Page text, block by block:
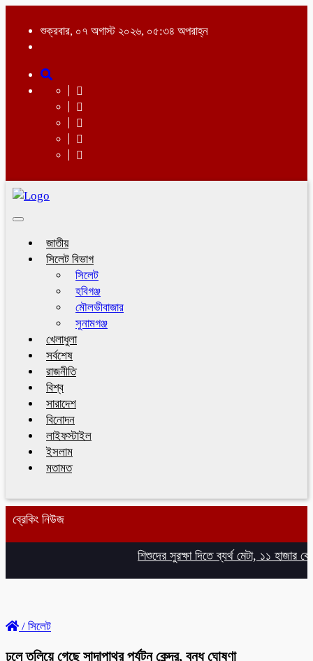
শুক্রবার, ০৭ অগাস্ট ২০২৬, ০৫:৩৪ অপরাহ্ন
Toggle
জাতীয়
সিলেট বিভাগ
সিলেট
হবিগঞ্জ
মৌলভীবাজার
সুনামগঞ্জ
খেলাধুলা
সর্বশেষ
রাজনীতি
বিশ্ব
সারাদেশ
বিনোদন
লাইফস্টাইল
ইসলাম
মতামত
ব্রেকিং নিউজ
শিশুদের সুরক্ষা দিতে ব্যর্থ মেটা, ১১ হাজার কোটি
/ সিলেট
ঢলে তলিয়ে গেছে সাদাপাথর পর্যটন কেন্দ্র, বন্ধ ঘোষণা